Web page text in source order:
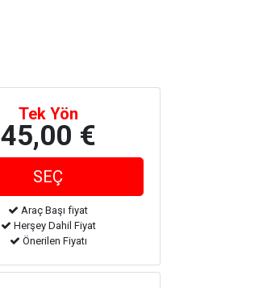
Tek Yön
45,00 €
Araç Başı fiyat
Herşey Dahil Fiyat
Önerilen Fiyatı